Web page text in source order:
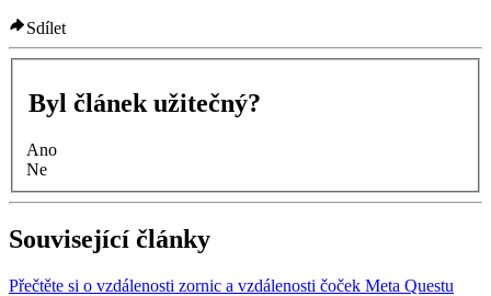
Sdílet
Byl článek užitečný?
Ano
Ne
Související články
Přečtěte si o vzdálenosti zornic a vzdálenosti čoček Meta Questu